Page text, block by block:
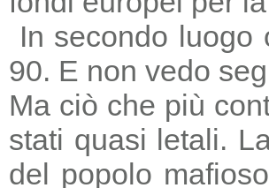
In secondo luogo
90. E non vedo
Ma ciò che più
stati quasi letali.
del popolo